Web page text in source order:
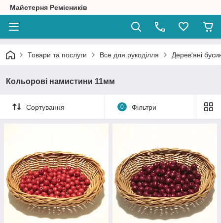
Майстерня Ремісників
Товари та послуги Все для рукоділля Дерев'яні
Кольорові намистини 11мм
Сортування 0 Фільтри